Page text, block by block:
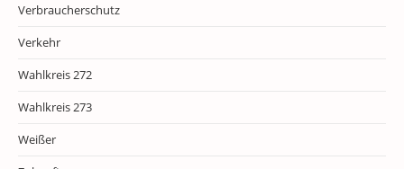
Verbraucherschutz
Verkehr
Wahlkreis 272
Wahlkreis 273
Weißer